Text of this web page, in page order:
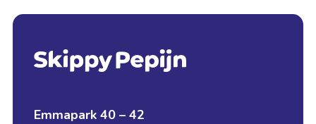
Emmapark 40 – 42